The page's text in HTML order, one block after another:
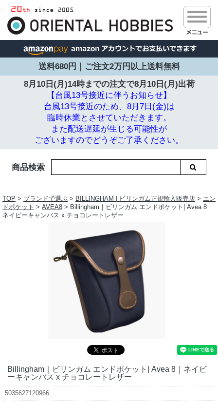
送料680円｜ご注文2万円以上送料無料
8月10日(月)14時までの注文で8月10日(月)出荷
【台風13号接近に伴うお知らせ】
台風13号接近のため、8月7日(金)は
臨時休業とさせていただきます。
また配送遅延が生じる可能性が
ございますのでどうぞご了承ください。
商品検索
TOP > ブランドで選ぶ > BILLINGHAM | ビリンガム正規輸入販売店 > エン
ドポケット > AVEA8 > Billingham｜ビリンガム エンドポケット| Avea 8｜
ネイビーキャンバス x チョコレートレザー
Billingham｜ビリンガム エンドポケット| Avea 8｜ネイビ
ーキャンバス x チョコレートレザー
5035627120966